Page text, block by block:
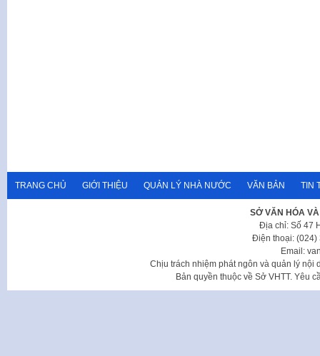
TRANG CHỦ GIỚI THIỆU QUẢN LÝ NHÀ NƯỚC VĂN BẢN TIN
SỞ VĂN HÓA
Địa chỉ: Số 47
Điện thoại: (024)
Email:
Chịu trách nhiệm phát ngôn và quản lý nội
Bản quyền thuộc về Sở VHTT. Yêu